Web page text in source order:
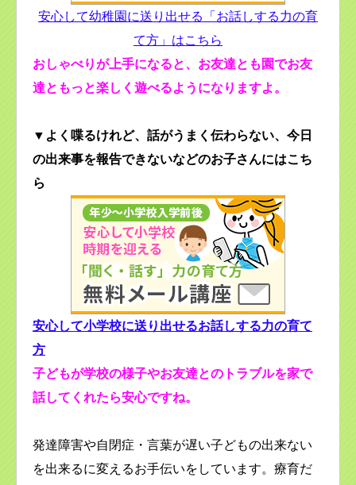
安心して幼稚園に送り出せる「お話しする力の育
て方」はこちら
おしゃべりが上手になると、お友達とも園でお友
達ともっと楽しく遊べるようになりますよ。
▼よく喋るけれど、話がうまく伝わらない、今日
の出来事を報告できないなどのお子さんにはこち
ら
安心して小学校に送り出せるお話しする力の育て
方
子どもが学校の様子やお友達とのトラブルを家で
話してくれたら安心ですね。
発達障害や自閉症・言葉が遅い子どもの出来ない
を出来るに変えるお手伝いをしています。療育だ